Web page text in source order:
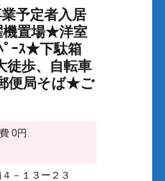
予定者入居
置場★洋室
ｰｽ★下駄箱
歩、自転車
便局そば★ご
0円
－１３ー２３